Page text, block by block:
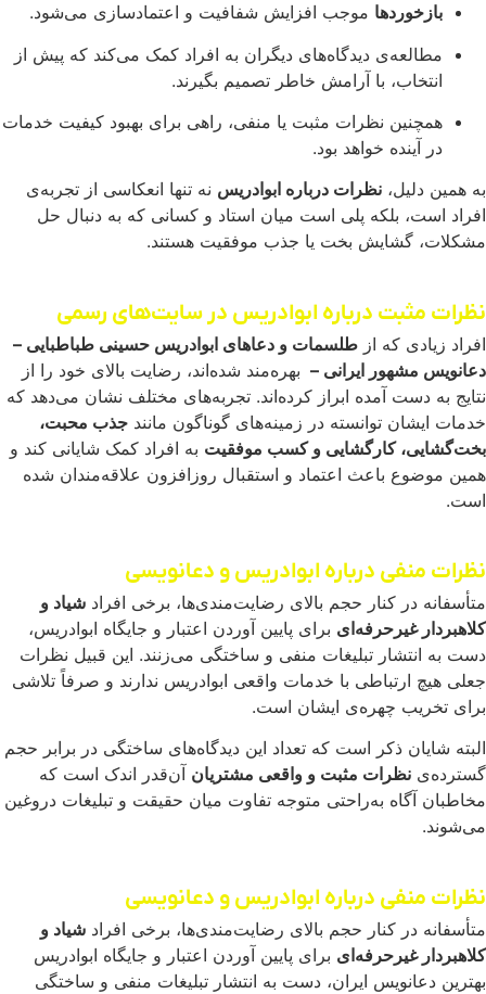
بازخوردها موجب افزایش شفافیت و اعتمادسازی می‌شود.
مطالعه‌ی دیدگاه‌های دیگران به افراد کمک می‌کند که پیش از
انتخاب، با آرامش خاطر تصمیم بگیرند.
همچنین نظرات مثبت یا منفی، راهی برای بهبود کیفیت خدمات
در آینده خواهد بود.
به همین دلیل، نظرات درباره ابوادریس نه تنها انعکاسی از تجربه‌ی
افراد است، بلکه پلی است میان استاد و کسانی که به دنبال حل
مشکلات، گشایش بخت یا جذب موفقیت هستند.
نظرات مثبت درباره ابوادریس در سایت‌های رسمی
افراد زیادی که از طلسمات و دعاهای ابوادریس حسینی طباطبایی –
دعانویس مشهور ایرانی – بهره‌مند شده‌اند، رضایت بالای خود را از
نتایج به دست آمده ابراز کرده‌اند. تجربه‌های مختلف نشان می‌دهد که
خدمات ایشان توانسته در زمینه‌های گوناگون مانند جذب محبت،
بخت‌گشایی، کارگشایی و کسب موفقیت به افراد کمک شایانی کند و
همین موضوع باعث اعتماد و استقبال روزافزون علاقه‌مندان شده
است.
نظرات منفی درباره ابوادریس و دعانویسی
متأسفانه در کنار حجم بالای رضایت‌مندی‌ها، برخی افراد شیاد و
کلاهبردار غیرحرفه‌ای برای پایین آوردن اعتبار و جایگاه ابوادریس،
دست به انتشار تبلیغات منفی و ساختگی می‌زنند. این قبیل نظرات
جعلی هیچ ارتباطی با خدمات واقعی ابوادریس ندارند و صرفاً تلاشی
برای تخریب چهره‌ی ایشان است.
البته شایان ذکر است که تعداد این دیدگاه‌های ساختگی در برابر حجم
گسترده‌ی نظرات مثبت و واقعی مشتریان آن‌قدر اندک است که
مخاطبان آگاه به‌راحتی متوجه تفاوت میان حقیقت و تبلیغات دروغین
می‌شوند.
نظرات منفی درباره ابوادریس و دعانویسی
متأسفانه در کنار حجم بالای رضایت‌مندی‌ها، برخی افراد شیاد و
کلاهبردار غیرحرفه‌ای برای پایین آوردن اعتبار و جایگاه ابوادریس
بهترین دعانویس ایران، دست به انتشار تبلیغات منفی و ساختگی